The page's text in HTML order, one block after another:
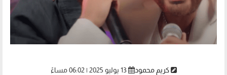
كريم محمود 13 يوليو 2025 | 06:02 مساءً